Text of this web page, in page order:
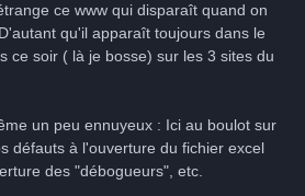
ce www qui disparaît quand on
qu'il apparaît toujours dans le
ce soir ( là je bosse) sur les 3 sites du
un peu ennuyeux : Ici au boulot sur
défauts à l'ouverture du fichier excel
des "débogueurs", etc.